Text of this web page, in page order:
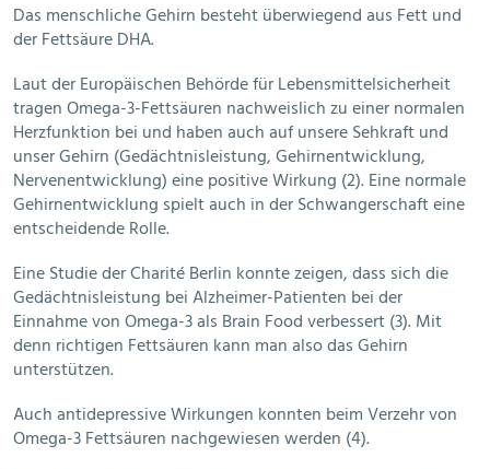
Das menschliche Gehirn besteht überwiegend aus Fett und
der Fettsäure DHA.
Laut der Europäischen Behörde für Lebensmittelsicherheit
tragen Omega-3-Fettsäuren nachweislich zu einer normalen
Herzfunktion bei und haben auch auf unsere Sehkraft und
unser Gehirn (Gedächtnisleistung, Gehirnentwicklung,
Nervenentwicklung) eine positive Wirkung (2). Eine normale
Gehirnentwicklung spielt auch in der Schwangerschaft eine
entscheidende Rolle.
Eine Studie der Charité Berlin konnte zeigen, dass sich die
Gedächtnisleistung bei Alzheimer-Patienten bei der
Einnahme von Omega-3 als Brain Food verbessert (3). Mit
denn richtigen Fettsäuren kann man also das Gehirn
unterstützen.
Auch antidepressive Wirkungen konnten beim Verzehr von
Omega-3 Fettsäuren nachgewiesen werden (4).